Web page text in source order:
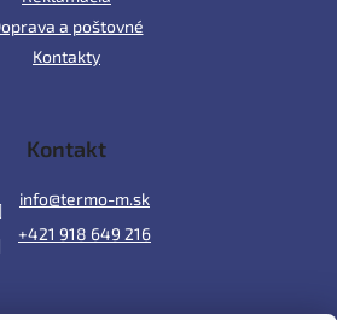
a poštovné
Kontakty
Kontakt
info@termo-m.sk
+421 918 649 216